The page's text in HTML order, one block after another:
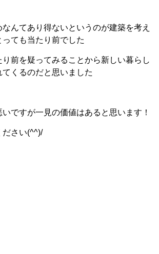
んてあり得ないというのが建築を考え
ても当たり前でした
り前を疑ってみることから新しい暮らし
くるのだと思いました
ですが一見の価値はあると思います！
ださい(^^)/